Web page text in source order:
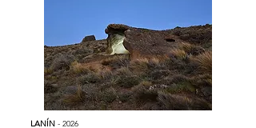
LANÍN - 2026